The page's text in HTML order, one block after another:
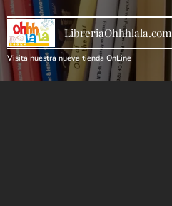
LibreriaOhhhlala.com
Visita nuestra nueva tienda OnLine